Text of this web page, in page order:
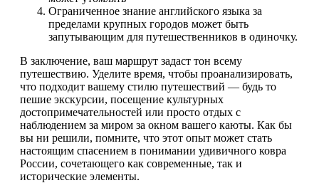
Ограниченное знание английского языка за
пределами крупных городов может быть
запутывающим для путешественников в одиночку.
В заключение, ваш маршрут задаст тон всему
путешествию. Уделите время, чтобы проанализировать,
что подходит вашему стилю путешествий — будь то
пешие экскурсии, посещение культурных
достопримечательностей или просто отдых с
наблюдением за миром за окном вашего каюты. Как бы
вы ни решили, помните, что этот опыт может стать
настоящим спасением в понимании удивичного ковра
России, сочетающего как современные, так и
исторические элементы.